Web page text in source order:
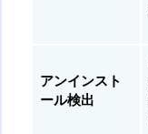
アンインスト
ール検出